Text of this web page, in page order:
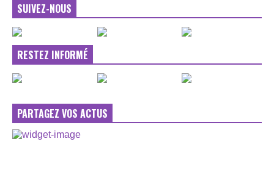
SUIVEZ-NOUS
RESTEZ INFORMÉ
PARTAGEZ VOS ACTUS